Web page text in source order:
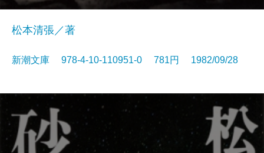
松本清張／著
新潮文庫 978-4-10-110951-0 781円 1982/09/28